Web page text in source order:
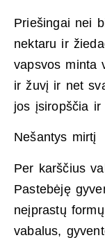
Priešingai nei
nektaru ir
vapsvos minta
ir žuvį ir net
jos įsiropščia
Nešantys mirtį
Per karščius
Pastebėję
neįprastų
vabalus,